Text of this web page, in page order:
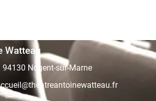
Watteau
Nogent-sur-Marne